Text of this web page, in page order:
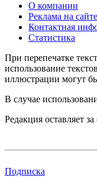
О компании
Реклама на сайте
Контактная
Статистика
При перепечатке
использование
иллюстрации могут
В случае
Редакция оставляет
Подписка